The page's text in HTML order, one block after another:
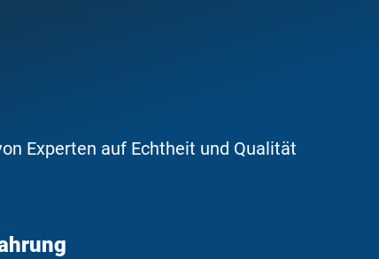
Experten auf Echtheit und Qualität